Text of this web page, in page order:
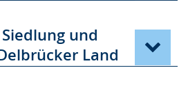
und
Land